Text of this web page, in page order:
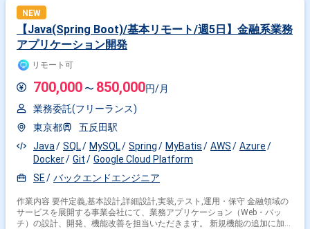
NEW
【Java(Spring Boot)/基本リモート/週5日】金融系業務
アプリケーション開発
リモート可
700,000 〜 850,000円/月
業務委託(フリーランス)
東京都
五反田駅
Java
SQL MySQL Spring MyBatis AWS
Azure
Docker
Git
Google Cloud Platform
SE
バックエンドエンジニア
作業内容 要件定義,基本設計,詳細設計,実装,テスト,運用・保守 金融領域の
サービスを展開する事業会社にて、業務アプリケーション（Web・バッ
チ）の設計、開発、機能改善を担当いただきます。 新規機能の追加に加え